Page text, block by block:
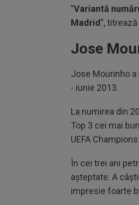
”Variantă
Madrid”, titrează
Jose
Jose Mourinho a
- iunie 2013.
La numirea din
Top 3 cei mai
UEFA
În cei trei ani
așteptate. A
impresie foarte